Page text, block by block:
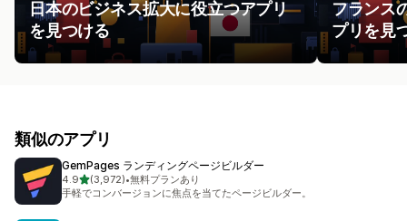
日本のビジネス拡大に役立つアプリ
を見つける
フランス
プリを見
類似のアプリ
GemPages ランディングページビルダー
4.95つ星中
(3,972)
合計レビュー数：3972件
•無料プランあり
手軽でコンバージョンに焦点を当てたページビルダー。